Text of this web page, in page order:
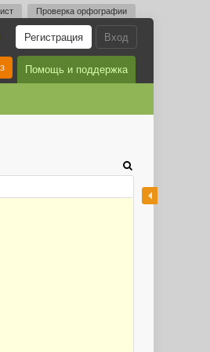
Проверка орфографии
Вход
Регистрация
Помощь и поддержка